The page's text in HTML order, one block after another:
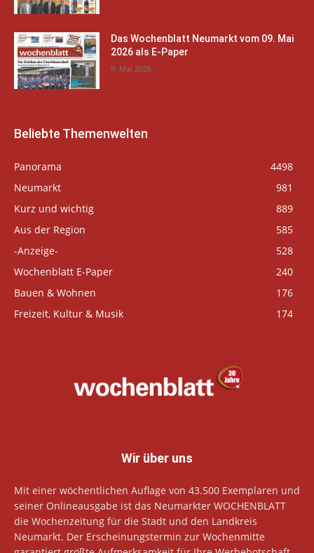
Das Wochenblatt Neumarkt vom 09. Mai
2026 als E-Paper
9. Mai 2026
Beliebte Themenwelten
Panorama
4498
Neumarkt
981
Kurz und wichtig
889
Aus der Region
585
-Anzeige-
528
Wochenblatt E-Paper
240
Bauen & Wohnen
176
Freizeit, Kultur & Musik
174
Wir über uns
Mit einer wöchentlichen Auflage von 43.500 Exemplaren und
seiner Onlineausgabe ist das Neumarkter WOCHENBLATT
die Wochenzeitung für die Stadt und den Landkreis
Neumarkt. Der Erscheinungstermin zur Wochenmitte